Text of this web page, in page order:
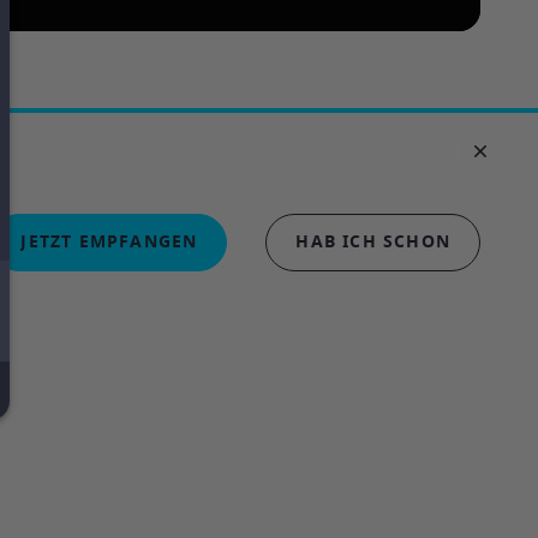
JETZT EMPFANGEN HAB ICH SCHON